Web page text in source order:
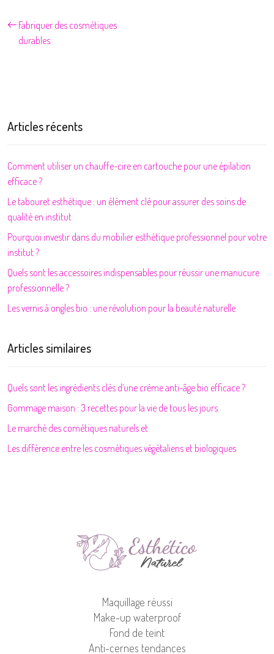
Fabriquer des cosmétiques
durables.
Articles récents
Comment utiliser un chauffe-cire en cartouche pour une épilation
efficace ?
Le tabouret esthétique : un élément clé pour assurer des soins de
qualité en institut
Pourquoi investir dans du mobilier esthétique professionnel pour votre
institut ?
Quels sont les accessoires indispensables pour réussir une manucure
professionnelle ?
Les vernis à ongles bio : une révolution pour la beauté naturelle
Articles similaires
Quels sont les ingrédients clés d’une crème anti-âge bio efficace ?
Gommage maison : 3 recettes pour la vie de tous les jours
Le marché des cométiques naturels et
Les différence entre les cosmétiques végétaliens et biologiques
Maquillage réussi
Make-up waterproof
Fond de teint
Anti-cernes tendances